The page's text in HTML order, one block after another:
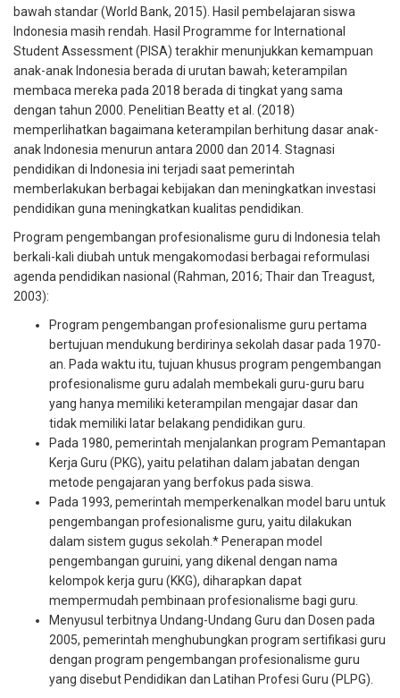
bawah standar (World Bank, 2015). Hasil pembelajaran siswa
Indonesia masih rendah. Hasil Programme for International
Student Assessment (PISA) terakhir menunjukkan kemampuan
anak-anak Indonesia berada di urutan bawah; keterampilan
membaca mereka pada 2018 berada di tingkat yang sama
dengan tahun 2000. Penelitian Beatty et al. (2018)
memperlihatkan bagaimana keterampilan berhitung dasar anak-
anak Indonesia menurun antara 2000 dan 2014. Stagnasi
pendidikan di Indonesia ini terjadi saat pemerintah
memberlakukan berbagai kebijakan dan meningkatkan investasi
pendidikan guna meningkatkan kualitas pendidikan.
Program pengembangan profesionalisme guru di Indonesia telah
berkali-kali diubah untuk mengakomodasi berbagai reformulasi
agenda pendidikan nasional (Rahman, 2016; Thair dan Treagust,
2003):
Program pengembangan profesionalisme guru pertama
bertujuan mendukung berdirinya sekolah dasar pada 1970-
an. Pada waktu itu, tujuan khusus program pengembangan
profesionalisme guru adalah membekali guru-guru baru
yang hanya memiliki keterampilan mengajar dasar dan
tidak memiliki latar belakang pendidikan guru.
Pada 1980, pemerintah menjalankan program Pemantapan
Kerja Guru (PKG), yaitu pelatihan dalam jabatan dengan
metode pengajaran yang berfokus pada siswa.
Pada 1993, pemerintah memperkenalkan model baru untuk
pengembangan profesionalisme guru, yaitu dilakukan
dalam sistem gugus sekolah.* Penerapan model
pengembangan guruini, yang dikenal dengan nama
kelompok kerja guru (KKG), diharapkan dapat
mempermudah pembinaan profesionalisme bagi guru.
Menyusul terbitnya Undang-Undang Guru dan Dosen pada
2005, pemerintah menghubungkan program sertifikasi guru
dengan program pengembangan profesionalisme guru
yang disebut Pendidikan dan Latihan Profesi Guru (PLPG).